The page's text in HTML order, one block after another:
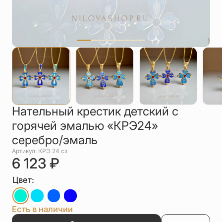
Цепи
Шнурки на
шею
Другое
Нательный крестик детский с
горячей эмалью «КРЭ24»
серебро/эмаль
Артикул: КРЭ 24 сз
6 123 ₽
Цвет:
Есть в наличии